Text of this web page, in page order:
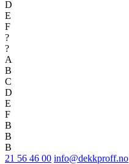
D
E
F
?
?
A
B
C
D
E
F
B
B
B
21 56 46 00 info@dekkproff.no